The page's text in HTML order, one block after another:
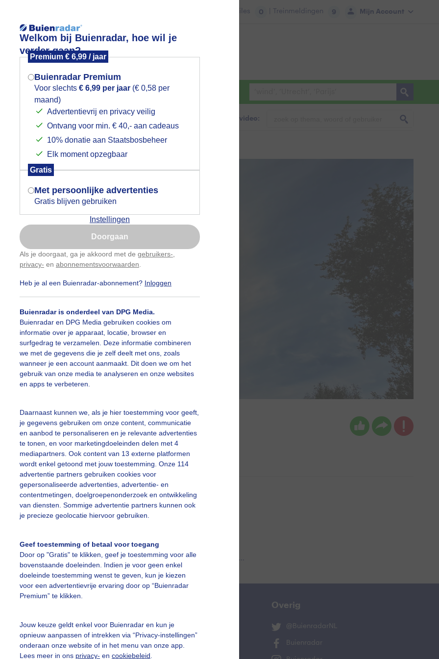
Welkom bij Buienradar, hoe wil je
verder gaan?
Premium € 6,99 / jaar
Buienradar Premium
Voor slechts € 6,99 per jaar (€ 0,58 per
maand)
Advertentievrij en privacy veilig
Ontvang voor min. € 40,- aan cadeaus
10% donatie aan Staatsbosbeheer
Elk moment opzegbaar
Gratis
Met persoonlijke advertenties
Gratis blijven gebruiken
Instellingen
Doorgaan
Als je doorgaat, ga je akkoord met de gebruikers-
privacy- en abonnementsvoorwaarden
Heb je al een Buienradar-abonnement? Inloggen
Buienradar is onderdeel van DPG Media.
Buienradar en DPG Media gebruiken cookies om
informatie over je apparaat, locatie, browser en
surfgedrag te verzamelen. Deze informatie combineren
we met de gegevens die je zelf deelt met ons, zoals
wanneer je een account aanmaakt. Dit doen we om het
gebruik van onze media te analyseren en onze websites
en apps te verbeteren.
Daarnaast kunnen we, als je hier toestemming voor geeft,
je gegevens gebruiken om onze content, communicatie
en aanbod te personaliseren en je relevante advertenties
te tonen, en voor marketingdoeleinden delen met 4
mediapartners. Ook content van 13 externe platformen
wordt enkel getoond met jouw toestemming. Onze 114
advertentie partners gebruiken cookies voor
gepersonaliseerde advertenties, advertentie- en
contentmetingen, doelgroepenonderzoek en ontwikkeling
van diensten. Sommige advertentie partners kunnen ook
je precieze geolocatie hiervoor gebruiken.
Geef toestemming of betaal voor toegang
Door op "Gratis" te klikken, geef je toestemming voor alle
bovenstaande doeleinden. Indien je voor geen enkel
doeleinde toestemming wenst te geven, kun je kiezen
voor een advertentievrije ervaring door op “Buienradar
Premium” te klikken.
Jouw keuze geldt enkel voor Buienradar en kun je
opnieuw aanpassen of intrekken via “Privacy-instellingen”
onderaan onze website of in het menu van onze app.
Lees meer in ons privacy- en cookiebeleid
Mijn Account
Files 0 | Treinmeldingen 9
Foto en video Weerzine
Zoeken in foto & video:
bewolkt, in middag soms zon en blauwe lucht
Erna Kool Gemaakt: 18-05-2026, 11x bekeken
Zon Wolken
slideshow
Een moment geduld aub...
vragen
De Bilt
Overig
@BuienradarNL
Buienradar
Mogen we je locatie gebruiken voor
het weer?
Indien je hier nog geen akkoord op hebt
gegeven, verschijnt er zo een pop-up uit
je browser waarin deze toestemming
gevraagd wordt.
Is goed, toon de popup
Nu niet, misschien later
Gebruik je Safari en wil je niet elke dag deze pop-up
Klikhierom dit aan te passen